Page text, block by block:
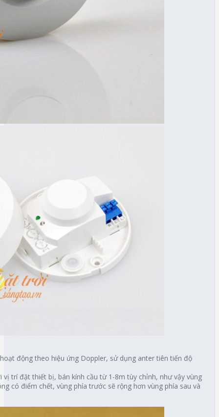
động theo hiệu ứng Doppler, sử dụng anter tiên tiến độ
vị trí đặt thiết bị, bán kính cầu từ 1-8m tùy chỉnh, như vậy vùng
có điểm chết, vùng phía trước sẽ rộng hơn vùng phía sau và